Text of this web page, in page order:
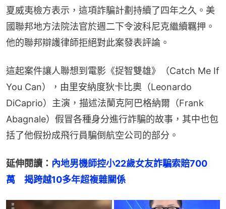
夏威夷檢方表示，這項詐騙計劃持續了四年之久。美
國聯邦地方法院法官於週二下令波科尼克繼續羈押。
他的聯邦辯護律師拒絕對此案發表評論。
這起案件讓人聯想到電影《捉智雙雄》（Catch Me If
You Can），由里安納度狄卡比奧（Leonardo
DiCaprio）主演，描述法蘭克阿巴格納爾（Frank
Abagnale）假冒各種身分進行詐騙的故事，其中也包
括了他假扮成飛行員騙倒航空公司的部分。
延伸閱讀： 內地男機師控小22歲女友詐騙索賠700
萬　揭跨越10多年超複雜關係